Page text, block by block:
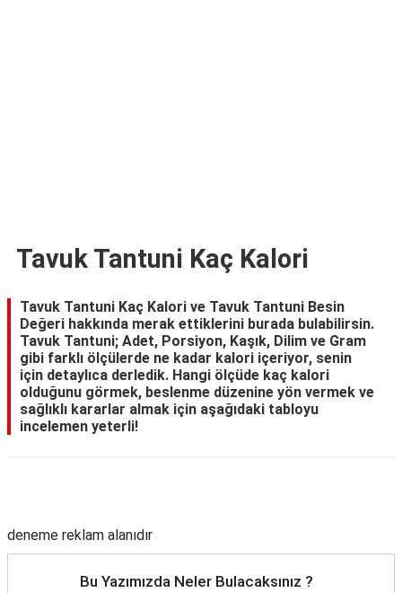
Tavuk Tantuni Kaç Kalori
Tavuk Tantuni Kaç Kalori ve Tavuk Tantuni Besin
Değeri hakkında merak ettiklerini burada bulabilirsin.
Tavuk Tantuni; Adet, Porsiyon, Kaşık, Dilim ve Gram
gibi farklı ölçülerde ne kadar kalori içeriyor, senin
için detaylıca derledik. Hangi ölçüde kaç kalori
olduğunu görmek, beslenme düzenine yön vermek ve
sağlıklı kararlar almak için aşağıdaki tabloyu
incelemen yeterli!
deneme reklam alanıdır
Bu Yazımızda Neler Bulacaksınız ?